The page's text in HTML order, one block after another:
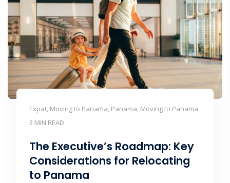
Expat, Moving to Panama, Panama, Moving to Panama
3 MIN READ
The Executive’s Roadmap: Key
Considerations for Relocating
to Panama